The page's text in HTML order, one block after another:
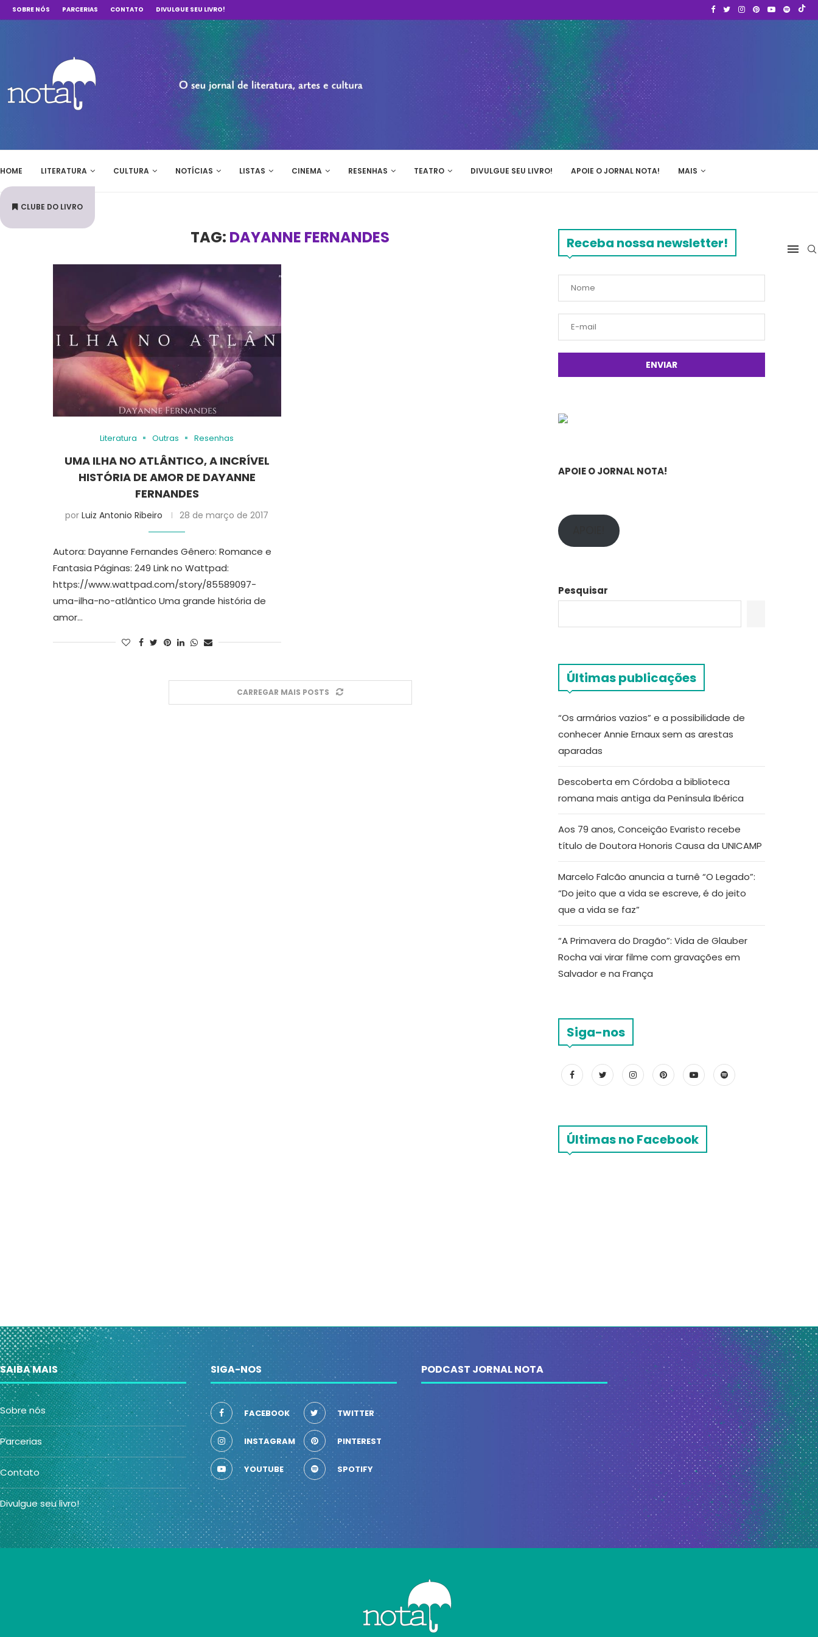
SOBRE NÓS PARCERIAS CONTATO DIVULGUE SEU LIVRO!
HOME LITERATURA CULTURA NOTÍCIAS LISTAS CINEMA RESENHAS TEATRO DIVULGUE SEU LIVRO! APOIE O JORNAL NOTA! MAIS
CLUBE DO LIVRO
TAG: DAYANNE FERNANDES
Literatura Outras Resenhas
UMA ILHA NO ATLÂNTICO, A INCRÍVEL
HISTÓRIA DE AMOR DE DAYANNE
FERNANDES
porLuiz Antonio Ribeiro 28 de março de 2017
Autora: Dayanne Fernandes Gênero: Romance e
Fantasia Páginas: 249 Link no Wattpad:
https://www.wattpad.com/story/85589097-
uma-ilha-no-atlântico Uma grande história de
amor…
CARREGAR MAIS POSTS
Receba nossa newsletter!
APOIE O JORNAL NOTA!
Pesquisar
Últimas publicações
“Os armários vazios” e a possibilidade de
conhecer Annie Ernaux sem as arestas
aparadas
Descoberta em Córdoba a biblioteca
romana mais antiga da Península Ibérica
Aos 79 anos, Conceição Evaristo recebe
título de Doutora Honoris Causa da UNICAMP
Marcelo Falcão anuncia a turnê “O Legado”:
“Do jeito que a vida se escreve, é do jeito
que a vida se faz”
“A Primavera do Dragão”: Vida de Glauber
Rocha vai virar filme com gravações em
Salvador e na França
Siga-nos
Últimas no Facebook
SAIBA MAIS
Sobre nós
Parcerias
Contato
Divulgue seu livro!
SIGA-NOS
FACEBOOK TWITTER
INSTAGRAM PINTEREST
YOUTUBE SPOTIFY
PODCAST JORNAL NOTA